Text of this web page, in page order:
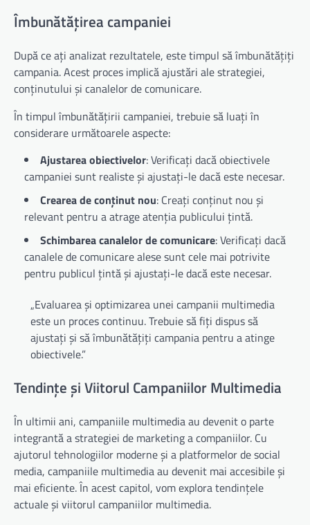
Îmbunătățirea campaniei
După ce ați analizat rezultatele, este timpul să îmbunătățiți
campania. Acest proces implică ajustări ale strategiei,
conținutului și canalelor de comunicare.
În timpul îmbunătățirii campaniei, trebuie să luați în
considerare următoarele aspecte:
Ajustarea obiectivelor: Verificați dacă obiectivele
campaniei sunt realiste și ajustați-le dacă este necesar.
Crearea de conținut nou: Creați conținut nou și
relevant pentru a atrage atenția publicului țintă.
Schimbarea canalelor de comunicare: Verificați dacă
canalele de comunicare alese sunt cele mai potrivite
pentru publicul țintă și ajustați-le dacă este necesar.
„Evaluarea și optimizarea unei campanii multimedia
este un proces continuu. Trebuie să fiți dispus să
ajustați și să îmbunătățiți campania pentru a atinge
obiectivele.”
Tendințe și Viitorul Campaniilor Multimedia
În ultimii ani, campaniile multimedia au devenit o parte
integrantă a strategiei de marketing a companiilor. Cu
ajutorul tehnologiilor moderne și a platformelor de social
media, campaniile multimedia au devenit mai accesibile și
mai eficiente. În acest capitol, vom explora tendințele
actuale și viitorul campaniilor multimedia.